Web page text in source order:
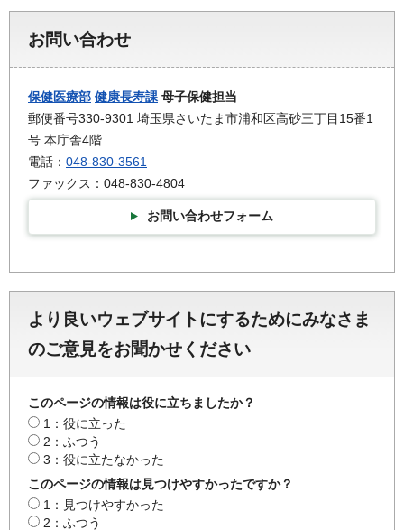
お問い合わせ
保健医療部 健康長寿課 母子保健担当
郵便番号330-9301 埼玉県さいたま市浦和区高砂三丁目15番1
号 本庁舎4階
電話： 048-830-3561
ファックス：048-830-4804
お問い合わせフォーム
より良いウェブサイトにするためにみなさま
のご意見をお聞かせください
このページの情報は役に立ちましたか？
1：役に立った
2：ふつう
3：役に立たなかった
このページの情報は見つけやすかったですか？
1：見つけやすかった
2：ふつう